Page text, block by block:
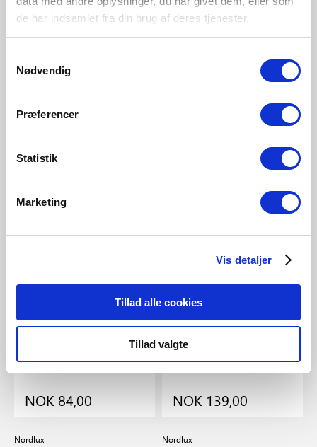
de har indsamlet fra din brug af deres tjenester.
Nødvendig
Præferencer
Statistik
Marketing
Vis detaljer
Tillad alle cookies
Tillad valgte
200 Lumen
2080121458
NOK 84,00
Nordlux
NOK 139,00
Nordlux